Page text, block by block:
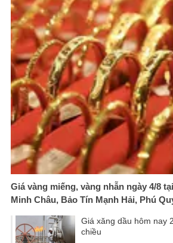
Giá vàng miếng, vàng nhẫn ngày 4/8
Minh Châu, Bảo Tín Mạnh Hải, Phú
Giá xăng dầu hôm nay
chiều